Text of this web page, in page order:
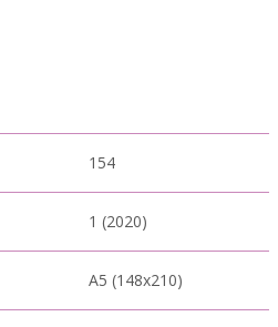
154
1 (2020)
A5 (148x210)